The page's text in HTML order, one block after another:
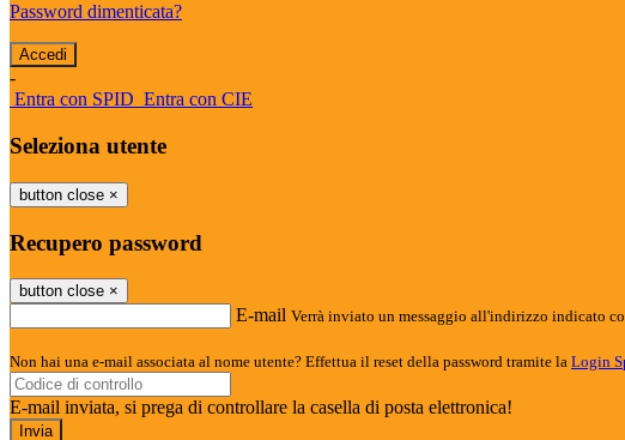
Password dimenticata?
-
Entra con SPID Entra con CIE
Seleziona utente
button close ×
Recupero password
button close ×
E-mail Verrà inviato un messaggio all'indirizzo indicato
Non hai una e-mail associata al nome utente? Effettua il reset della password tramite la Login
E-mail inviata, si prega di controllare la casella di posta elettronica!